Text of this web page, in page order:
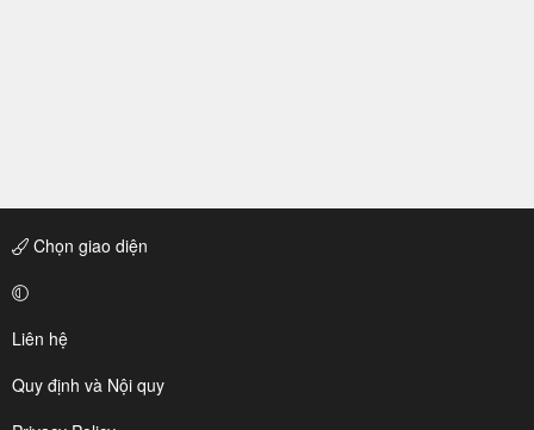
Chọn giao diện
Liên hệ
Quy định và Nội quy